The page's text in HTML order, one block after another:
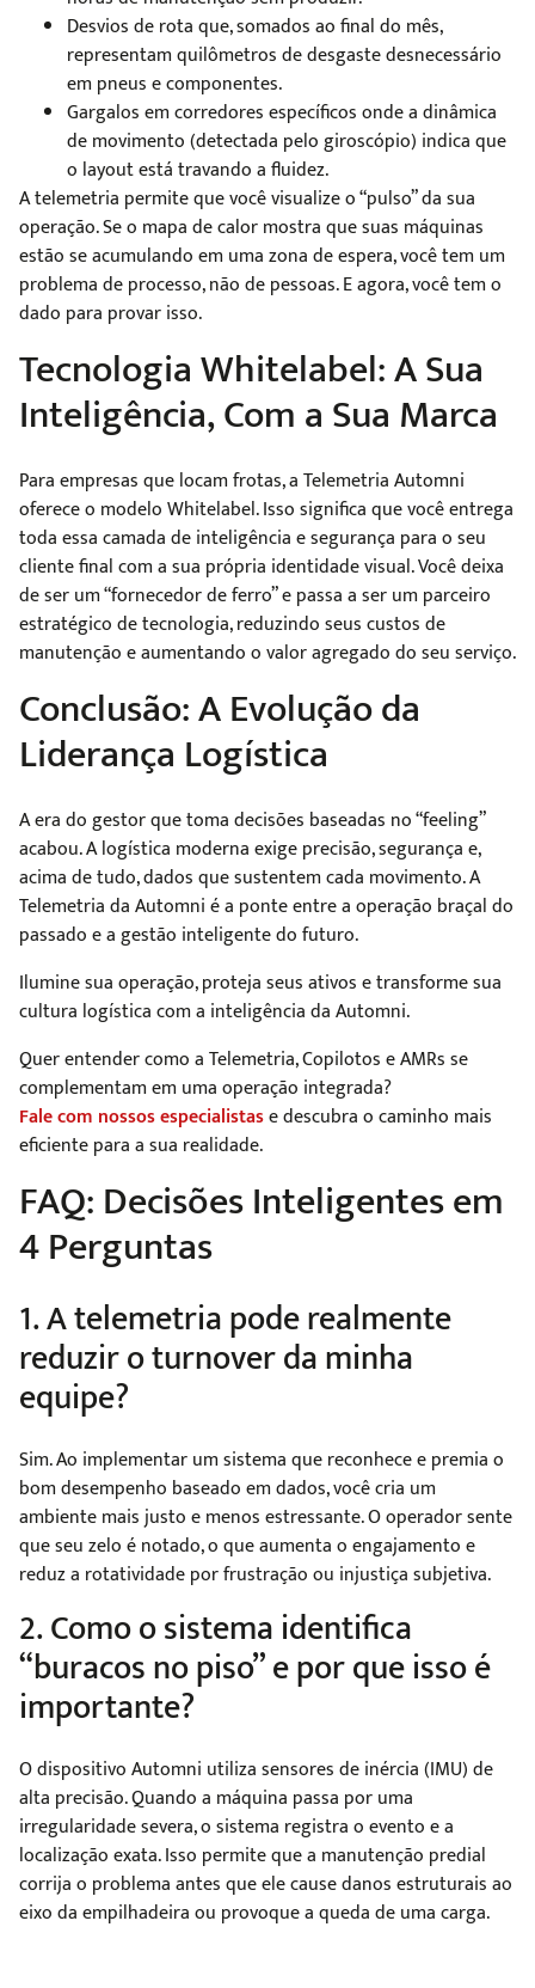
Desvios de rota que, somados ao final do mês,
representam quilômetros de desgaste desnecessário
em pneus e componentes.
Gargalos em corredores específicos onde a dinâmica
de movimento (detectada pelo giroscópio) indica que
o layout está travando a fluidez.
A telemetria permite que você visualize o “pulso” da sua
operação. Se o mapa de calor mostra que suas máquinas
estão se acumulando em uma zona de espera, você tem um
problema de processo, não de pessoas. E agora, você tem o
dado para provar isso.
Tecnologia Whitelabel: A Sua
Inteligência, Com a Sua Marca
Para empresas que locam frotas, a Telemetria Automni
oferece o modelo Whitelabel. Isso significa que você entrega
toda essa camada de inteligência e segurança para o seu
cliente final com a sua própria identidade visual. Você deixa
de ser um “fornecedor de ferro” e passa a ser um parceiro
estratégico de tecnologia, reduzindo seus custos de
manutenção e aumentando o valor agregado do seu serviço.
Conclusão: A Evolução da
Liderança Logística
A era do gestor que toma decisões baseadas no “feeling”
acabou. A logística moderna exige precisão, segurança e,
acima de tudo, dados que sustentem cada movimento. A
Telemetria da Automni é a ponte entre a operação braçal do
passado e a gestão inteligente do futuro.
Ilumine sua operação, proteja seus ativos e transforme sua
cultura logística com a inteligência da Automni.
Quer entender como a Telemetria, Copilotos e AMRs se
complementam em uma operação integrada?
Fale com nossos especialistase descubra o caminho mais
eficiente para a sua realidade.
FAQ: Decisões Inteligentes em
4 Perguntas
1. A telemetria pode realmente
reduzir o turnover da minha
equipe?
Sim. Ao implementar um sistema que reconhece e premia o
bom desempenho baseado em dados, você cria um
ambiente mais justo e menos estressante. O operador sente
que seu zelo é notado, o que aumenta o engajamento e
reduz a rotatividade por frustração ou injustiça subjetiva.
2. Como o sistema identifica
“buracos no piso” e por que isso é
importante?
O dispositivo Automni utiliza sensores de inércia (IMU) de
alta precisão. Quando a máquina passa por uma
irregularidade severa, o sistema registra o evento e a
localização exata. Isso permite que a manutenção predial
corrija o problema antes que ele cause danos estruturais ao
eixo da empilhadeira ou provoque a queda de uma carga.